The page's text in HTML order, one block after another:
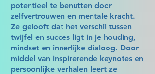
potentieel te benutten door
zelfvertrouwen en mentale kracht.
Ze gelooft dat het verschil tussen
twijfel en succes ligt in je houding,
mindset en innerlijke dialoog. Door
middel van inspirerende keynotes en
persoonlijke verhalen leert ze